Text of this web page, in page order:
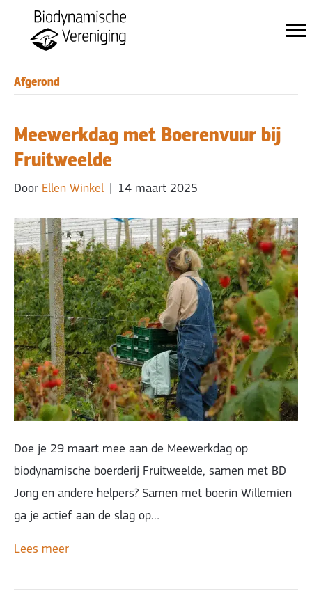
Afgerond
Meewerkdag met Boerenvuur bij
Fruitweelde
Door Ellen Winkel 14 maart 2025
Doe je 29 maart mee aan de Meewerkdag op
biodynamische boerderij Fruitweelde, samen met BD
Jong en andere helpers? Samen met boerin Willemien
ga je actief aan de slag op…
Lees meer